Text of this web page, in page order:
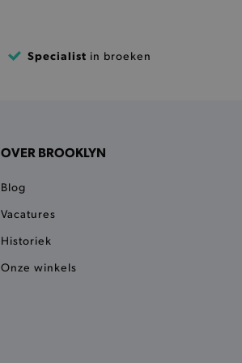
Specialist in broeken
OVER BROOKLYN
Blog
Vacatures
Historiek
Onze winkels